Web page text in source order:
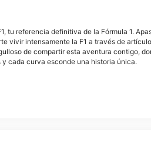
tu referencia definitiva de la Fórmula 1.
vivir intensamente la F1 a través de
de compartir esta aventura contigo,
cada curva esconde una historia única.